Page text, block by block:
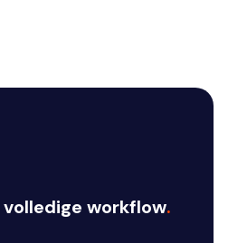
workflow.